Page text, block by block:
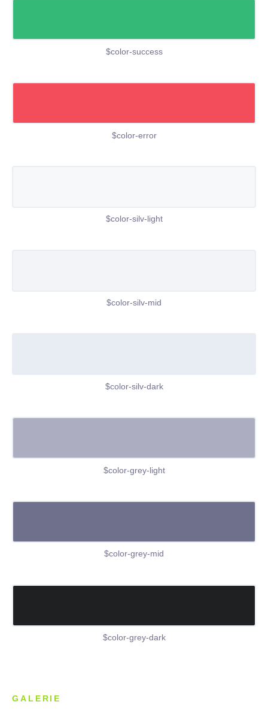
$color-success
$color-error
$color-silv-light
$color-silv-mid
$color-silv-dark
$color-grey-light
$color-grey-mid
$color-grey-dark
GALERIE